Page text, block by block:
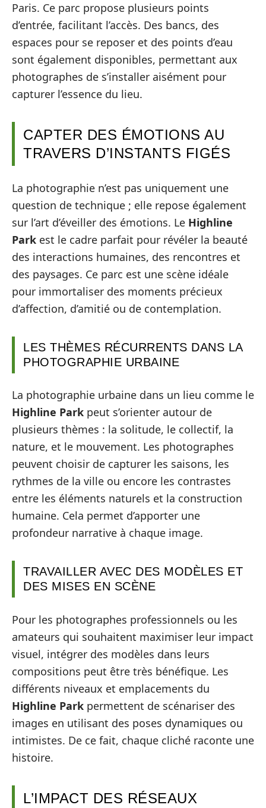
Paris. Ce parc propose plusieurs points
d’entrée, facilitant l’accès. Des bancs, des
espaces pour se reposer et des points d’eau
sont également disponibles, permettant aux
photographes de s’installer aisément pour
capturer l’essence du lieu.
CAPTER DES ÉMOTIONS AU
TRAVERS D’INSTANTS FIGÉS
La photographie n’est pas uniquement une
question de technique ; elle repose également
sur l’art d’éveiller des émotions. Le Highline
Park est le cadre parfait pour révéler la beauté
des interactions humaines, des rencontres et
des paysages. Ce parc est une scène idéale
pour immortaliser des moments précieux
d’affection, d’amitié ou de contemplation.
LES THÈMES RÉCURRENTS DANS LA
PHOTOGRAPHIE URBAINE
La photographie urbaine dans un lieu comme le
Highline Park peut s’orienter autour de
plusieurs thèmes : la solitude, le collectif, la
nature, et le mouvement. Les photographes
peuvent choisir de capturer les saisons, les
rythmes de la ville ou encore les contrastes
entre les éléments naturels et la construction
humaine. Cela permet d’apporter une
profondeur narrative à chaque image.
TRAVAILLER AVEC DES MODÈLES ET
DES MISES EN SCÈNE
Pour les photographes professionnels ou les
amateurs qui souhaitent maximiser leur impact
visuel, intégrer des modèles dans leurs
compositions peut être très bénéfique. Les
différents niveaux et emplacements du
Highline Park permettent de scénariser des
images en utilisant des poses dynamiques ou
intimistes. De ce fait, chaque cliché raconte une
histoire.
L’IMPACT DES RÉSEAUX